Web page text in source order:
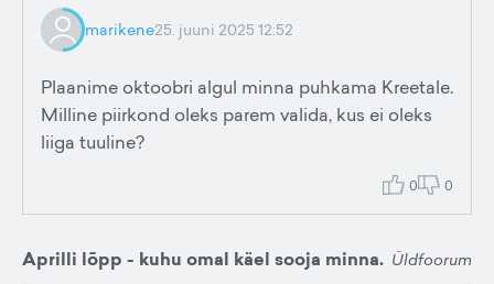
marikene25. juuni 2025 12:52
Plaanime oktoobri algul minna puhkama Kreetale.
Milline piirkond oleks parem valida, kus ei oleks
liiga tuuline?
0 0
Aprilli lõpp - kuhu omal käel sooja minna. Üldfoorum